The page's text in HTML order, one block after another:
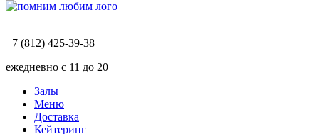
+7 (812) 425-39-38
ежедневно с 11 до 20
Залы
Меню
Доставка
Кейтеринг